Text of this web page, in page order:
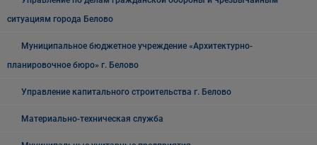
ситуациям города Белово
Муниципальное бюджетное учреждение «Архитектурно-
планировочное бюро» г. Белово
Управление капитального строительства г. Белово
Материально-техническая служба